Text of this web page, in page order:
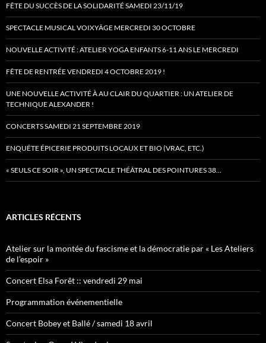
FÊTE DU SUCCÈS DE LA SOLIDARITÉ SAMEDI 23/11/19
SPECTACLE MUSICAL VOIXYÂGE MERCREDI 30 OCTOBRE
NOUVELLE ACTIVITÉ : ATELIER YOGA ENFANTS 6-11 ANS LE MERCREDI
FÊTE DE RENTRÉE VENDREDI 4 OCTOBRE 2019 !
UNE NOUVELLE ACTIVITÉ À AU CLAIR DU QUARTIER : UN ATELIER DE
TECHNIQUE ALEXANDER !
CONCERTS SAMEDI 21 SEPTEMBRE 2019
ENQUÊTE ÉPICERIE PRODUITS LOCAUX ET BIO (VRAC, ETC.)
« SEULS CE SOIR », UN SPECTACLE THÉÂTRAL DES POINTURES 38…
ARTICLES RÉCENTS
Atelier sur la montée du fascisme et la démocratie par « Les Ateliers
de l’espoir »
Concert Elsa Forêt :: vendredi 29 mai
Programmation événementielle
Concert Bobey et Ballé / samedi 18 avril